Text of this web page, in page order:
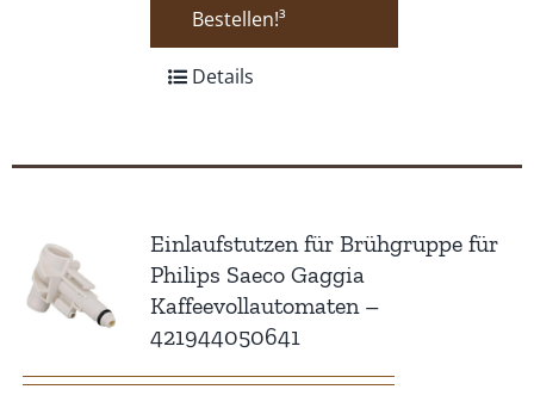
Bestellen!³
Details
Einlaufstutzen für Brühgruppe für
Philips Saeco Gaggia
Kaffeevollautomaten –
421944050641